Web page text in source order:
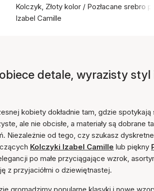
próby 925
Kolczyk, Złoty kolor / Pozłacane srebro
Izabel Camille
detale, wyrazisty
kobiety dokładnie tam, gdzie
ale nie obcisłe, a materiały są dobrane
Niezależnie od tego, czy szukasz
Kolczyki Izabel Camille lub piękny
po małe przyciągające wzrok,
z przyjaciółmi o dziewiętnastej.